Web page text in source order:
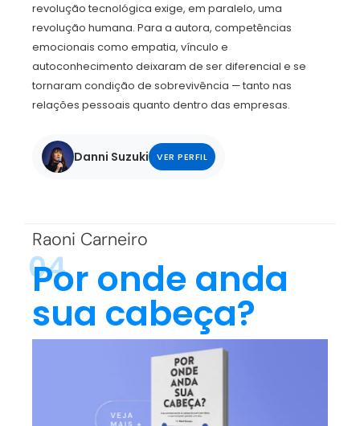
revolução tecnológica exige, em paralelo, uma
revolução humana. Para a autora, competências
emocionais como empatia, vínculo e
autoconhecimento deixaram de ser diferencial e se
tornaram condição de sobrevivência — tanto nas
relações pessoais quanto dentro das empresas.
Danni Suzuki VER PERFIL
04
Raoni Carneiro
Por onde anda
sua cabeça?